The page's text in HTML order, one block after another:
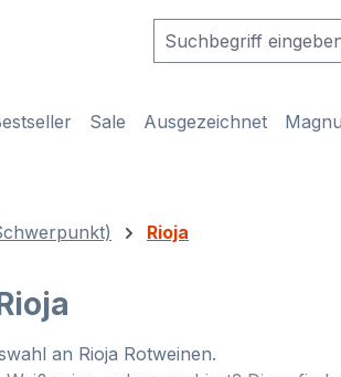
Sale Ausgezeichnet
Rioja
an Rioja Rotweinen.